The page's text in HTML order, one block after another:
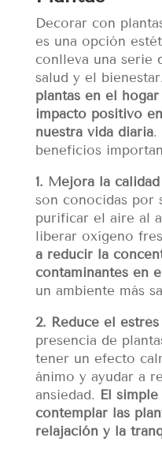
Decorar con
es una opción
conlleva una serie
salud y el bienestar.
plantas en el
impacto positivo
nuestra vida diaria.
beneficios
1. Mejora la
son conocidas por
purificar el aire al
liberar oxígeno
a reducir la
contaminantes en
un ambiente más
2. Reduce el
presencia de
tener un efecto
ánimo y ayudar a
ansiedad. El
contemplar las
relajación y la